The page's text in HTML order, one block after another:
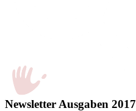
Newsletter Ausgaben 2017